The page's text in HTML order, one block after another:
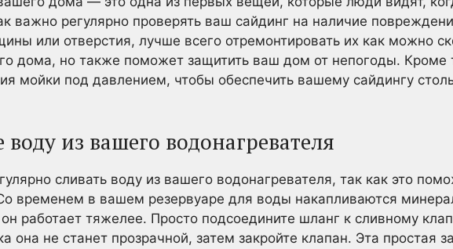
важно регулярно проверять ваш сайдинг на наличие
или отверстия, лучше всего отремонтировать их как можно
дома, но также поможет защитить ваш дом от непогоды. Кроме
мойки под давлением, чтобы обеспечить вашему сайдингу
воду из вашего водонагревателя
сливать воду из вашего водонагревателя, так как это
временем в вашем резервуаре для воды накапливаются
работает тяжелее. Просто подсоедините шланг к сливному
она не станет прозрачной, затем закройте клапан. Эта простая